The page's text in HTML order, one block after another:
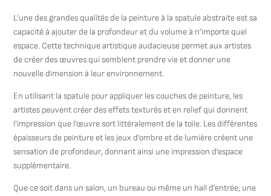
L’une des grandes qualités de la peinture à la spatule abstraite est sa
capacité à ajouter de la profondeur et du volume à n’importe quel
espace. Cette technique artistique audacieuse permet aux artistes
de créer des œuvres qui semblent prendre vie et donner une
nouvelle dimension à leur environnement.
En utilisant la spatule pour appliquer les couches de peinture, les
artistes peuvent créer des effets texturés et en relief qui donnent
l’impression que l’œuvre sort littéralement de la toile. Les différentes
épaisseurs de peinture et les jeux d’ombre et de lumière créent une
sensation de profondeur, donnant ainsi une impression d’espace
supplémentaire.
Que ce soit dans un salon, un bureau ou même un hall d’entrée, une